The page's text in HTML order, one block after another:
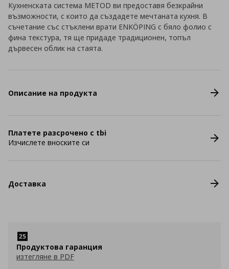
Кухненската система METOD ви предоставя безкрайни
възможности, с които да създадете мечтаната кухня. В
съчетание със стъклени врати ENKÖPING с бяло фолио с
фина текстура, тя ще придаде традиционен, топъл
дървесен облик на стаята.
Описание на продукта
Платете разсрочено с tbi
Изчислете вноските си
Доставка
Продуктова гаранция
изтегляне в PDF